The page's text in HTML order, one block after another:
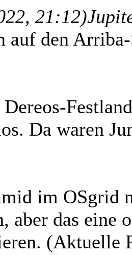
21:12)
auf den
Da waren
im OSgrid
aber das eine
(Aktuelle